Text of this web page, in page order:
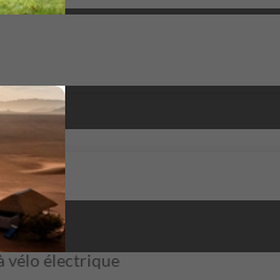
vélo électrique